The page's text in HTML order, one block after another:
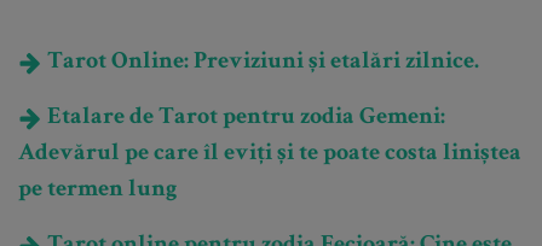
Tarot Online: Previziuni și etalări zilnice.
Etalare de Tarot pentru zodia Gemeni:
Adevărul pe care îl eviți și te poate costa liniștea
pe termen lung